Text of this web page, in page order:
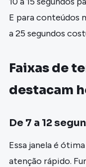
E para conteúdos
a 25 segundos
Faixas de
destacam
De 7 a 12
Essa janela é
atenção rápido.